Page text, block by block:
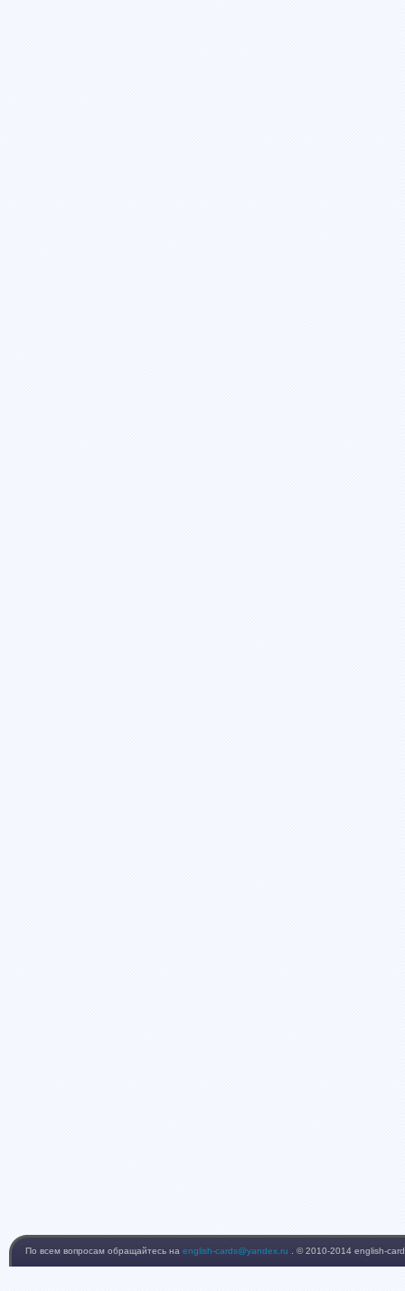
По всем вопросам обращайтесь на english-cards@yandex.ru . © 2010-2014 english-